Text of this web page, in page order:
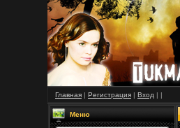
Главная | Регистрация | Вход | |
Меню